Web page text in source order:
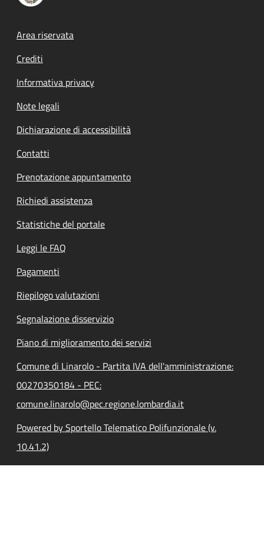
Footer menu
Area riservata
Crediti
Informativa privacy
Note legali
Dichiarazione di accessibilità
Contatti
Prenotazione appuntamento
Richiedi assistenza
Statistiche del portale
Leggi le FAQ
Pagamenti
Riepilogo valutazioni
Segnalazione disservizio
Piano di miglioramento dei servizi
Comune di Linarolo - Partita IVA dell'amministrazione:
00270350184 - PEC:
comune.linarolo@pec.regione.lombardia.it
Powered by Sportello Telematico Polifunzionale (v.
10.41.2)